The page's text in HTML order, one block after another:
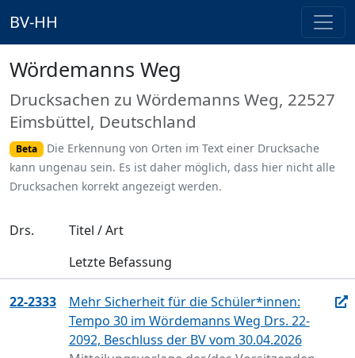
BV-HH
Wördemanns Weg
Drucksachen zu Wördemanns Weg, 22527
Eimsbüttel, Deutschland
Beta
Die Erkennung von Orten im Text einer Drucksache
kann ungenau sein. Es ist daher möglich, dass hier nicht alle
Drucksachen korrekt angezeigt werden.
Drs.
Titel / Art
Letzte Befassung
22-2333
Mehr Sicherheit für die Schüler*innen:
Tempo 30 im Wördemanns Weg Drs. 22-
2092, Beschluss der BV vom 30.04.2026